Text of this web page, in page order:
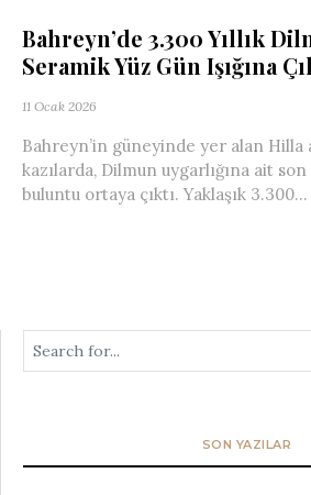
Bahreyn’de 3.300 Yıllık
Seramik Yüz Gün Işığına
11 Ocak 2026
Bahreyn’in güneyinde yer alan Hilla
kazılarda, Dilmun uygarlığına ait
buluntu ortaya çıktı. Yaklaşık 3.300...
SON YAZILAR